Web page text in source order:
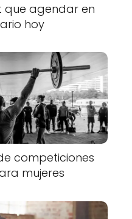
que agendar en
hoy
competiciones
mujeres